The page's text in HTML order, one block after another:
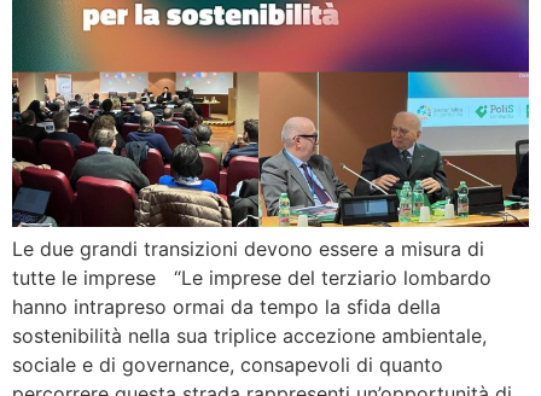
Le due grandi transizioni devono essere a misura di
tutte le imprese “Le imprese del terziario lombardo
hanno intrapreso ormai da tempo la sfida della
sostenibilità nella sua triplice accezione ambientale,
sociale e di governance, consapevoli di quanto